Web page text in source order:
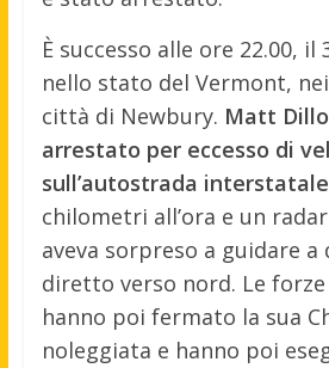
È successo alle ore 22.00, il
nello stato del Vermont,
città di Newbury. Matt
arrestato per eccesso di
sull’autostrada
chilometri all’ora e un
aveva sorpreso a guidare a
diretto verso nord. Le forze
hanno poi fermato la sua
noleggiata e hanno poi